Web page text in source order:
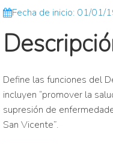
Fecha de inicio: 01/01/
Define las funciones del
incluyen “promover la
supresión de
San Vicente”.